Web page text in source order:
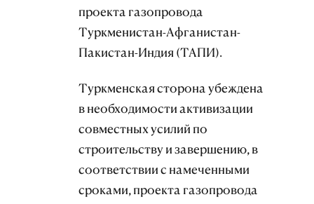
проекта газопровода
Туркменистан-Афганистан-
Пакистан-Индия (ТАПИ).
Туркменская сторона убеждена
в необходимости активизации
совместных усилий по
строительству и завершению, в
соответствии с намеченными
сроками, проекта газопровода